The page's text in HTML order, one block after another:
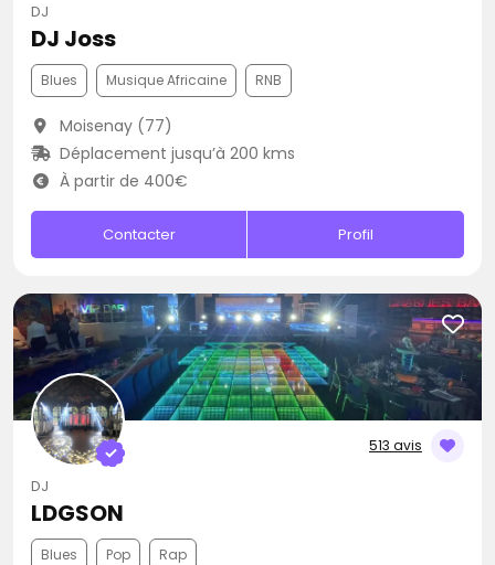
DJ
DJ Joss
Blues Musique Africaine RNB
Moisenay (77)
Déplacement jusqu’à 200 kms
À partir de 400€
Contacter Profil
513 avis
DJ
LDGSON
Blues Pop Rap